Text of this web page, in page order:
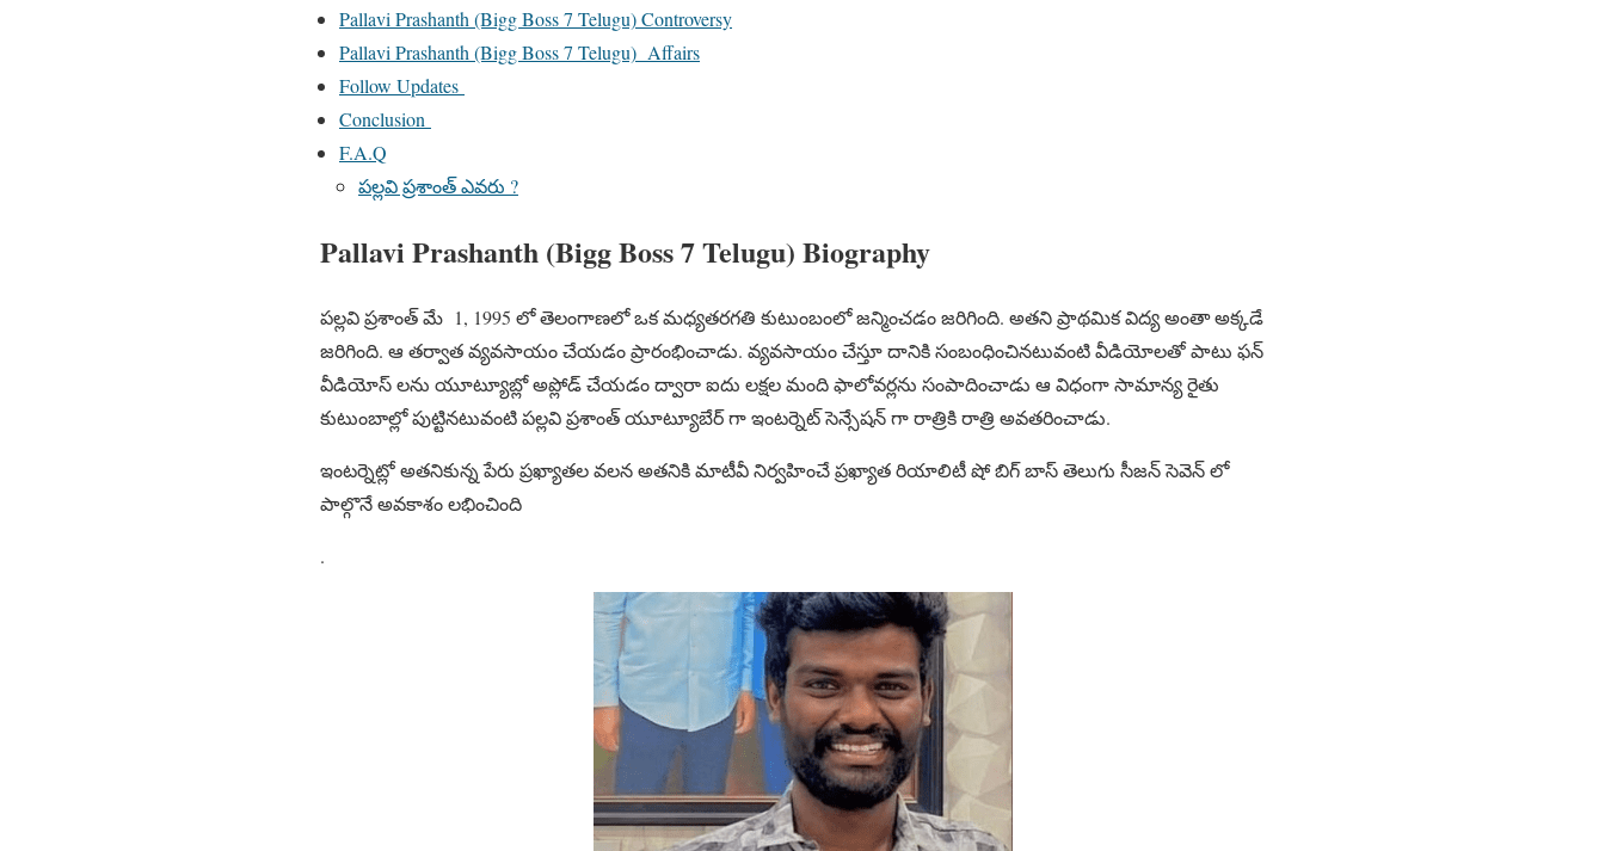
Pallavi Prashanth (Bigg Boss 7 Telugu) Controversy
Pallavi Prashanth (Bigg Boss 7 Telugu) Affairs
Follow Updates
Conclusion
F.A.Q
పల్లవి ప్రశాంత్ ఎవరు ?
Pallavi Prashanth (Bigg Boss 7 Telugu) Biography
పల్లవి ప్రశాంత్ మే 1, 1995 లో తెలంగాణలో ఒక మధ్యతరగతి కుటుంబంలో జన్మించడం జరిగింది. అతని ప్రాథమిక విద్య అంతా అక్కడే
జరిగింది. ఆ తర్వాత వ్యవసాయం చేయడం ప్రారంభించాడు. వ్యవసాయం చేస్తూ దానికి సంబంధించినటువంటి వీడియోలతో పాటు ఫన్
వీడియోస్ లను యూట్యూబ్లో అప్లోడ్ చేయడం ద్వారా ఐదు లక్షల మంది ఫాలోవర్లను సంపాదించాడు ఆ విధంగా సామాన్య రైతు
కుటుంబాల్లో పుట్టినటువంటి పల్లవి ప్రశాంత్ యూట్యూబేర్ గా ఇంటర్నెట్ సెన్సేషన్ గా రాత్రికి రాత్రి అవతరించాడు.
ఇంటర్నెట్లో అతనికున్న పేరు ప్రఖ్యాతల వలన అతనికి మాటీవీ నిర్వహించే ప్రఖ్యాత రియాలిటీ షో బిగ్ బాస్ తెలుగు సీజన్ సెవెన్ లో
పాల్గొనే అవకాశం లభించింది
.